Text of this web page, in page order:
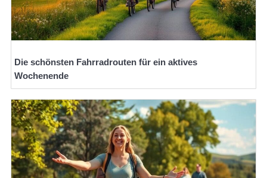
Die schönsten Fahrradrouten für ein aktives
Wochenende